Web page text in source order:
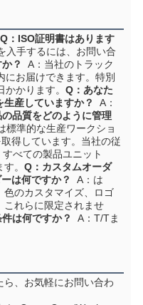
Q：ISO証明書はあります
入手するには、お問い合
？
  A：当社のトラック
にお届けできます。特別
かります。 Q：あなた
産していますか？
  A：
品質をどのように管理
標準的な生産ワークショ
得しています。当社の従
べての製品ユニット
。 Q：カスタムオーダ
は何ですか？
  A：は
色のカスタマイズ、ロゴ
これらに限定されませ
は何ですか？
  A：T/Tま
、お気軽にお問い合わ